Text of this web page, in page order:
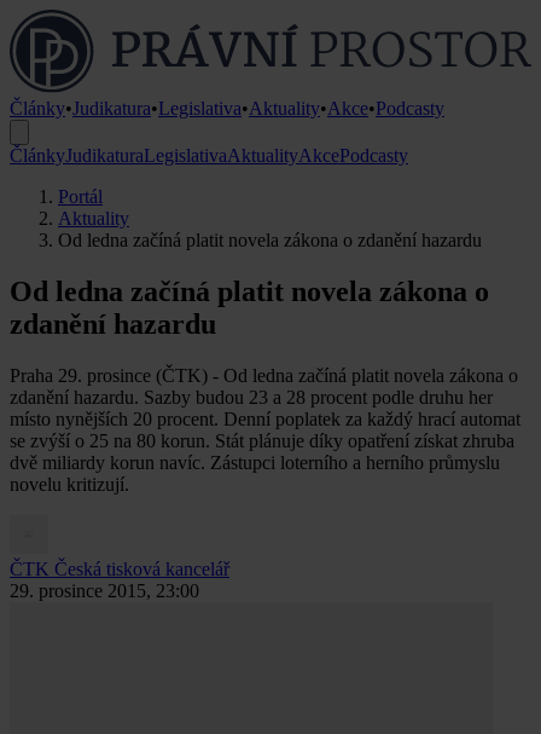
Články•Judikatura•Legislativa•Aktuality•Akce•Podcasty
ČlánkyJudikaturaLegislativaAktualityAkcePodcasty
Portál
Aktuality
Od ledna začíná platit novela zákona o zdanění hazardu
Od ledna začíná platit novela zákona o
zdanění hazardu
Praha 29. prosince (ČTK) - Od ledna začíná platit novela zákona o
zdanění hazardu. Sazby budou 23 a 28 procent podle druhu her
místo nynějších 20 procent. Denní poplatek za každý hrací automat
se zvýší o 25 na 80 korun. Stát plánuje díky opatření získat zhruba
dvě miliardy korun navíc. Zástupci loterního a herního průmyslu
novelu kritizují.
ČTK Česká tisková kancelář
29. prosince 2015, 23:00